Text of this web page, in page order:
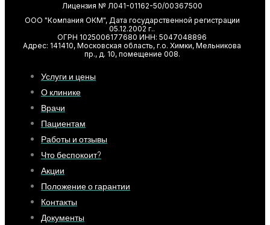
Лицензия № Л041-01162-50/00367500
ООО "Компания ОКМ", Дата государственной регистрации
05.12.2002 г..
ОГРН 1025006177680 ИНН: 5047048896
Адрес: 141410, Московская область, г.о. Химки, Мельникова
пр., д. 10, помещение 008.
Услуги и цены
О клинике
Врачи
Пациентам
Работы и отзывы
Что беспокоит?
Акции
Положение о гарантии
Контакты
Документы